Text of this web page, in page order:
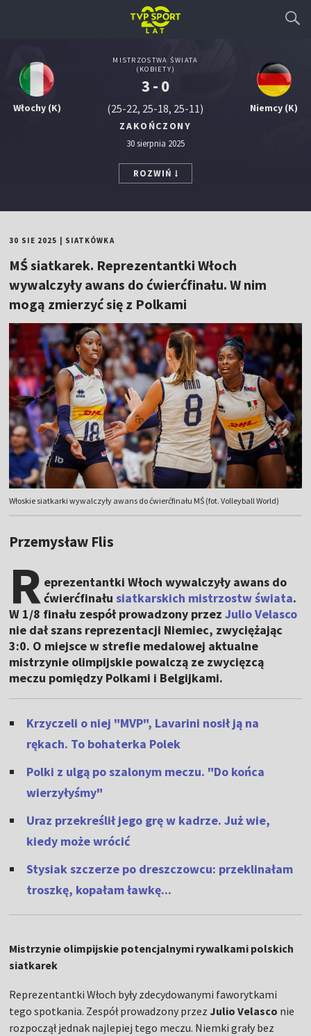
Włochy (K)
MISTRZOSTWA ŚWIATA
(KOBIETY)
3 - 0
(25-22, 25-18, 25-11)
ZAKOŃCZONY
30 sierpnia 2025
Niemcy (K)
ROZWIŃ
30 SIE 2025 SIATKÓWKA
MŚ siatkarek. Reprezentantki Włoch
wywalczyły awans do ćwierćfinału. W nim
mogą zmierzyć się z Polkami
Włoskie siatkarki wywalczyły awans do ćwierćfinału MŚ (fot. Volleyball World)
Przemysław Flis
R eprezentantki Włoch wywalczyły awans do
ćwierćfinałusiatkarskich mistrzostw świata.
W 1/8 finału zespół prowadzony przezJulio Velasco
nie dał szans reprezentacji Niemiec, zwyciężając
3:0. O miejsce w strefie medalowej aktualne
mistrzynie olimpijskie powalczą ze zwycięzcą
meczu pomiędzy Polkami i Belgijkami.
Krzyczeli o niej "MVP", Lavarini nosił ją na
rękach. To bohaterka Polek
Polki z ulgą po szalonym meczu. "Do końca
wierzyłyśmy"
Uraz przekreślił jego grę w kadrze. Już wie,
kiedy może wrócić
Stysiak szczerze po dreszczowcu: przeklinałam
troszkę, kopałam ławkę...
Mistrzynie olimpijskie potencjalnymi rywalkami polskich
siatkarek
Reprezentantki Włoch były zdecydowanymi faworytkami
tego spotkania. Zespół prowadzony przez Julio Velasco nie
rozpoczął jednak najlepiej tego meczu. Niemki grały bez